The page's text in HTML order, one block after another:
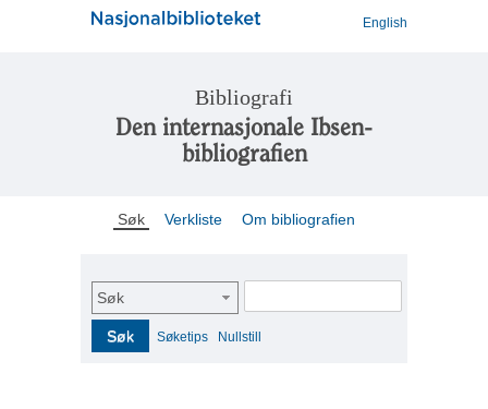
English
Bibliografi
Den internasjonale Ibsen-
bibliografien
Søk Verkliste Om bibliografien
Søk
Søk Søketips Nullstill